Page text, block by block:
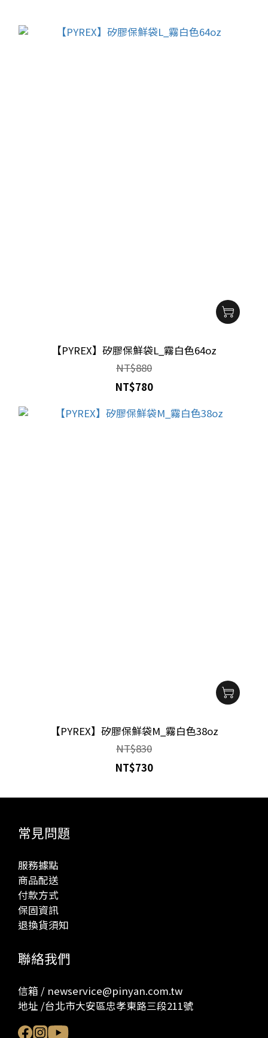
【PYREX】矽膠保鮮袋L_霧白色64oz
NT$880
NT$780
【PYREX】矽膠保鮮袋M_霧白色38oz
NT$830
NT$730
常見問題
服務據點
商品配送
付款方式
保固資訊
退換貨須知
聯絡我們
信箱 / newservice@pinyan.com.tw
地址 /台北市大安區忠孝東路三段211號